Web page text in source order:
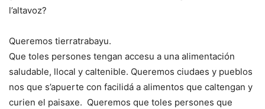
l’altavoz?
Queremos tierratrabayu.
Que toles persones tengan accesu a una alimentación
saludable, llocal y caltenible. Queremos ciudaes y pueblos
nos que s’apuerte con facilidá a alimentos que caltengan y
curien el paisaxe. Queremos que toles persones que